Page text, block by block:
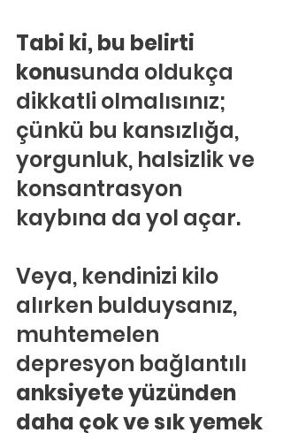
Tabi ki, bu belirti
konusunda oldukça
dikkatli olmalısınız;
çünkü bu kansızlığa,
yorgunluk, halsizlik ve
konsantrasyon
kaybına da yol açar.
Veya, kendinizi kilo
alırken bulduysanız,
muhtemelen
depresyon bağlantılı
anksiyete yüzünden
daha çok ve sık yemek